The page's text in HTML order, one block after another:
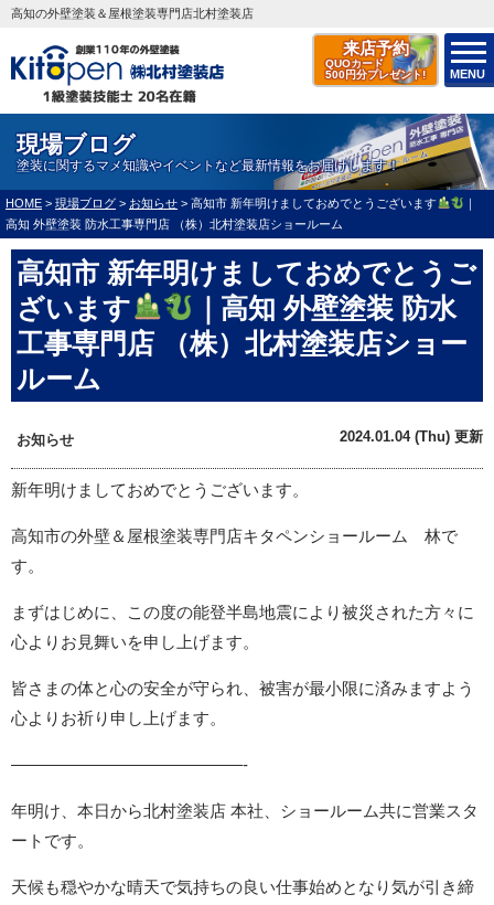
来店予約
QUOカード
500円分プレゼント!
MENU
高知の外壁塗装＆屋根塗装専門店北村塗装店
現場ブログ
塗装に関するマメ知識やイベントなど最新情報をお届けします！
HOME > 現場ブログ > お知らせ > 高知市 新年明けましておめでとうございます
｜
高知 外壁塗装 防水工事専門店 （株）北村塗装店ショールーム
高知市 新年明けましておめでとうご
ざいます
｜高知 外壁塗装 防水
工事専門店 （株）北村塗装店ショー
ルーム
お知らせ 2024.01.04 (Thu) 更新
新年明けましておめでとうございます。
高知市の外壁＆屋根塗装専門店キタペンショールーム 林で
す。
まずはじめに、この度の能登半島地震により被災された方々に
心よりお見舞いを申し上げます。
皆さまの体と心の安全が守られ、被害が最小限に済みますよう
心よりお祈り申し上げます。
——————————————-
年明け、本日から北村塗装店 本社、ショールーム共に営業スタ
ートです。
天候も穏やかな晴天で気持ちの良い仕事始めとなり気が引き締